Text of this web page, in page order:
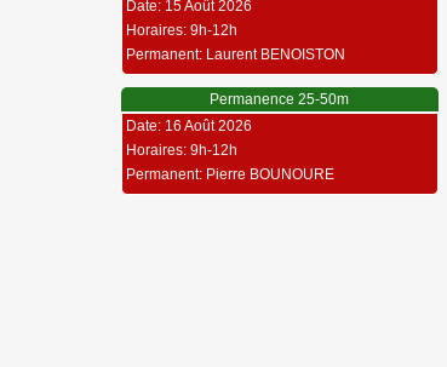
Date: 15 Août 2026
Horaires: 9h-12h
Permanent: Laurent BENOISTON
Permanence 25-50m
Date: 16 Août 2026
Horaires: 9h-12h
Permanent: Pierre BOUNOURE